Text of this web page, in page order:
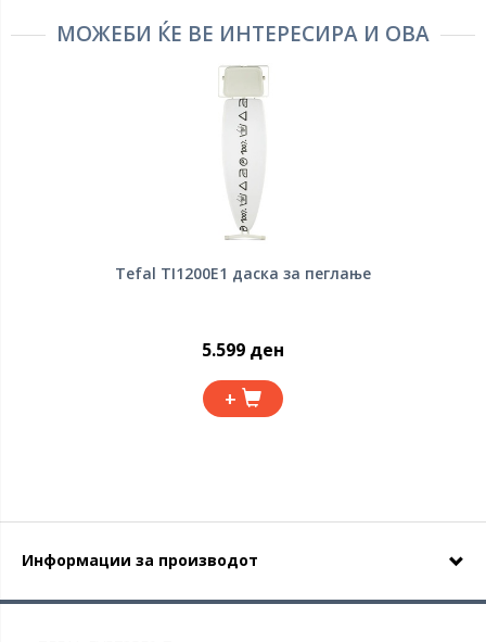
МОЖЕБИ ЌЕ ВЕ ИНТЕРЕСИРА И ОВА
Tefal TI1200E1 даска за пеглање
5.599 ден
+
Информации за производот